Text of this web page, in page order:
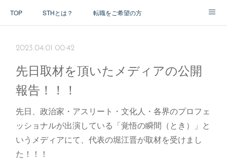
TOP STHとは？ 転職をご希望の方
2023.04.01 00:42
先日取材を頂いたメディアの公開
報告！！！
先日、政治家・アスリート・文化人・各界のプロフェ
ッショナルが出演している「覚悟の瞬間（とき）」と
いうメディアにて、代表の堀江晋が取材を受けまし
た！！！